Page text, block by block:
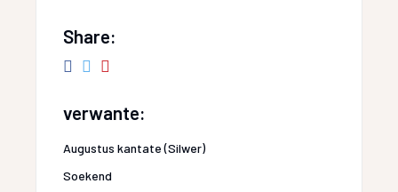
Share:
verwante:
Augustus kantate (Silwer)
Soekend